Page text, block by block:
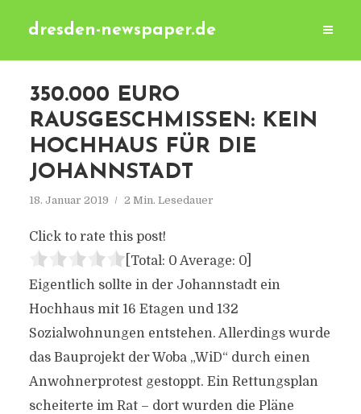
dresden-newspaper.de
350.000 EURO
RAUSGESCHMISSEN: KEIN
HOCHHAUS FÜR DIE
JOHANNSTADT
18. Januar 2019 2 Min. Lesedauer
Click to rate this post!
[Total: 0 Average: 0]
Eigentlich sollte in der Johannstadt ein
Hochhaus mit 16 Etagen und 132
Sozialwohnungen entstehen. Allerdings wurde
das Bauprojekt der Woba „WiD“ durch einen
Anwohnerprotest gestoppt. Ein Rettungsplan
scheiterte im Rat – dort wurden die Pläne